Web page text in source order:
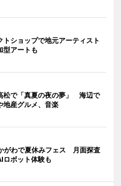
トショップで地元アーティスト
アートも
松で「真夏の夜の夢」 海辺で
地産グルメ、音楽
がわで夏休みフェス 月面探査
ロボット体験も